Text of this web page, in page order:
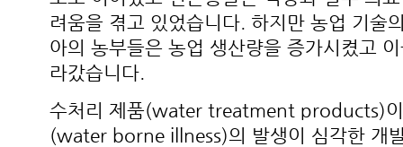
려움을 겪고 있었습니다. 하지만 농업 기술
아의 농부들은 농업 생산량을 증가시켰고
라갔습니다.
수처리 제품(water treatment products)이
(water borne illness)의 발생이 심각한 개